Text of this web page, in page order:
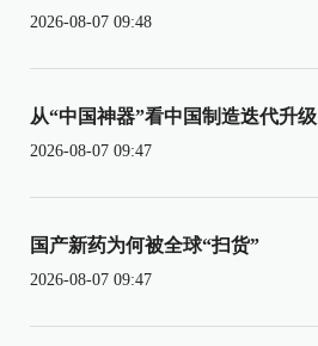
2026-08-07 09:48
从“中国神器”看中国制造迭代升级
2026-08-07 09:47
国产新药为何被全球“扫货”
2026-08-07 09:47